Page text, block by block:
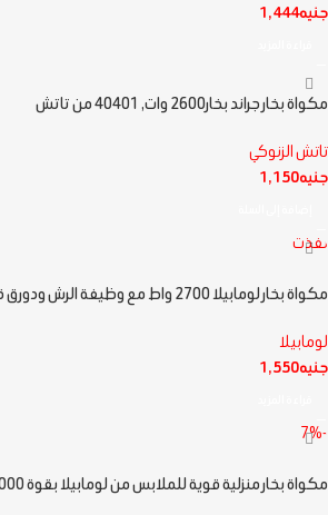
جنيه1,444
مكواة بخار جراند بخار2600 وات, 40401 من تاتش
تاتش الزنوكي
جنيه1,150
نفذت
مكواة بخار لومابيلا 2700 واط مع وظيفة الرش ودورق قياس واحد، بني،
لومابيلا
جنيه1,550
-7%
مكواة بخار منزلية قوية للملابس من لومابيلا بقوة 2000 وات